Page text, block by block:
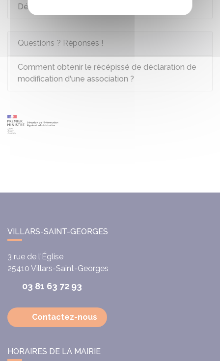
Déclaration initiale d'une association
Questions ? Réponses !
Comment obtenir le récépissé de déclaration de
modification d'une association ?
VILLARS-SAINT-GEORGES
3 rue de l'Église
25410 Villars-Saint-Georges
03 81 63 72 93
Contactez-nous
HORAIRES DE LA MAIRIE